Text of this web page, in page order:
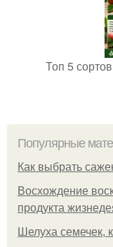
Топ 5
Популярные
Как выбрать
Восхождение
продукта
Шелуха семечек,